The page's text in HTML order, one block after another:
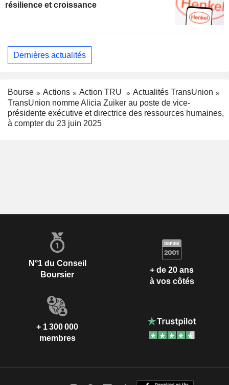
résilience et croissance
Dernières actualités
Bourse Actions Action TRU
Actualités TransUnion
TransUnion nomme Alicia Zuiker au poste de vice-
présidente exécutive et directrice des ressources humaines,
à compter du 23 juin 2025
N°1 du Conseil
Boursier
+ de 20 ans
à vos côtés
+ 1 300 000
membres